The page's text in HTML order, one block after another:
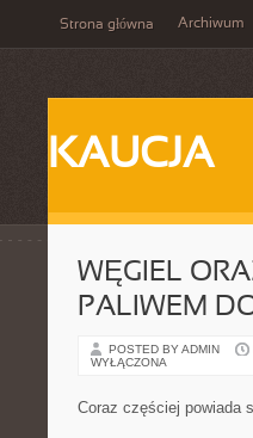
Strona główna Archiwum
KAUCJA
WĘGIEL
PALIWEM
POSTED BY ADMIN
WYŁĄCZONA
Coraz częściej powiada